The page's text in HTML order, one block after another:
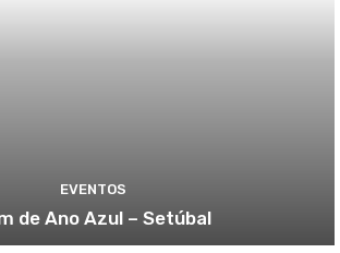
EVENTOS
de Ano Azul – Setúbal